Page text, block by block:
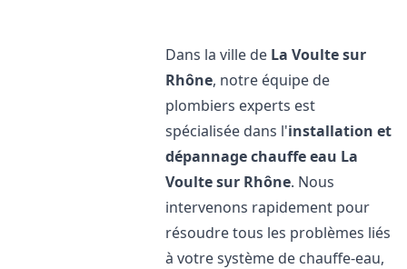
Dans la ville de La Voulte sur
Rhône, notre équipe de
plombiers experts est
spécialisée dans l'installation et
dépannage chauffe eau La
Voulte sur Rhône. Nous
intervenons rapidement pour
résoudre tous les problèmes liés
à votre système de chauffe-eau,